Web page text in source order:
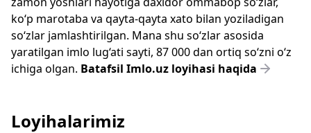
ko‘p marotaba va qayta-qayta xato bilan yoziladigan
so‘zlar jamlashtirilgan. Mana shu so‘zlar asosida
yaratilgan imlo lug‘ati sayti, 87 000 dan ortiq so‘zni o‘z
ichiga olgan. Batafsil Imlo.uz loyihasi haqida
Loyihalarimiz